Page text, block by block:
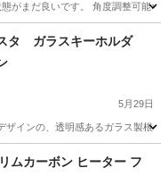
がまだ良いです。 角度調整可能
タ ガラスキーホルダ
5月29日
ザインの、透明感あるガラス製根
ムカーボン ヒーター フ